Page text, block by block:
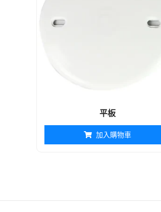
平板
加入購物車